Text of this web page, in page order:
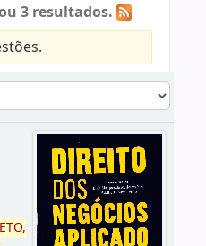
3 resultados.